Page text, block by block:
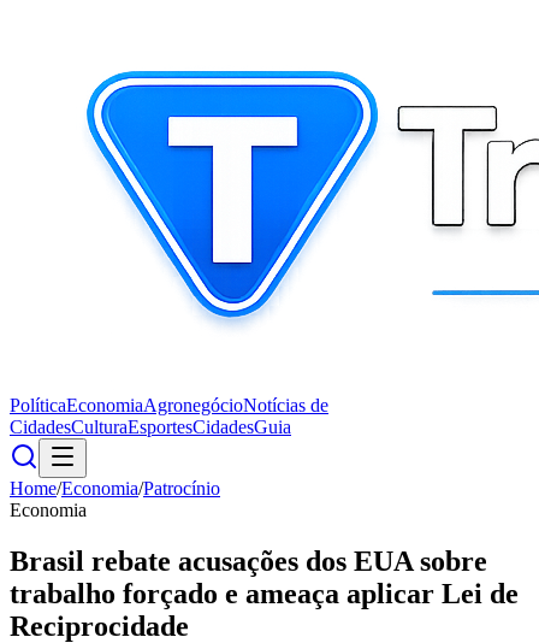
PolíticaEconomiaAgronegócioNotícias de
CidadesCulturaEsportesCidadesGuia
Home/Economia/Patrocínio
Economia
Brasil rebate acusações dos EUA sobre
trabalho forçado e ameaça aplicar Lei de
Reciprocidade